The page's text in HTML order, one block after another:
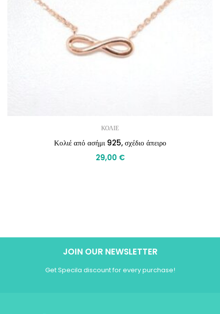
ΚΟΛΙΕ
Κολιέ από ασήμι 925, σχέδιο άπειρο
29,00 €
JOIN OUR NEWSLETTER
Get Specila discount for every purchase!